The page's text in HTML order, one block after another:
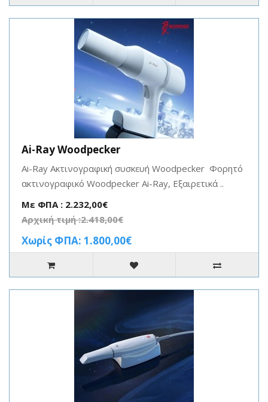
Ai-Ray Woodpecker
Ai-Ray Ακτινογραφική συσκευή Woodpecker Φορητό
ακτινογραφικό Woodpecker Ai-Ray, Εξαιρετικά ..
Με ΦΠΑ : 2.232,00€
Αρχική τιμή :2.418,00€
Χωρίς ΦΠΑ: 1.800,00€